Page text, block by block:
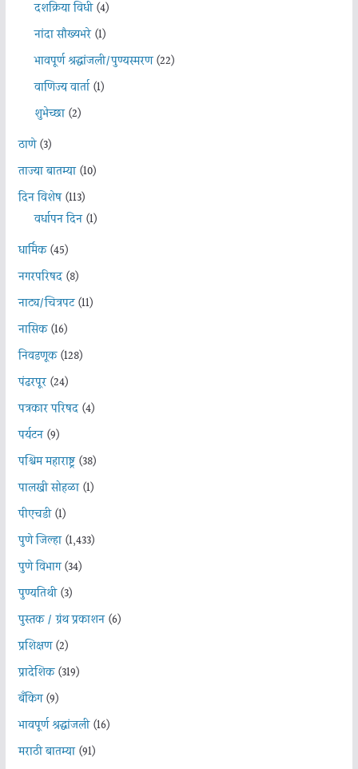
दशक्रिया विधी(4)
नांदा सौख्यभरे(1)
भावपूर्ण श्रद्धांजली/पुण्यस्मरण(22)
वाणिज्य वार्ता(1)
शुभेच्छा(2)
ठाणे(3)
ताज्या बातम्या(10)
दिन विशेष(113)
वर्धापन दिन(1)
धार्मिक(45)
नगरपरिषद(8)
नाट्य/चित्रपट(11)
नासिक(16)
निवडणूक(128)
पंढरपूर(24)
पत्रकार परिषद(4)
पर्यटन(9)
पश्चिम महाराष्ट्र(38)
पालखी सोहळा(1)
पीएचडी(1)
पुणे जिल्हा(1,433)
पुणे विभाग(34)
पुण्यतिथी(3)
पुस्तक / ग्रंथ प्रकाशन(6)
प्रशिक्षण(2)
प्रादेशिक(319)
बँकिंग(9)
भावपूर्ण श्रद्धांजली(16)
मराठी बातम्या(91)